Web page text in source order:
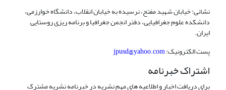
نشانی: خیابان شهید مفتح، نرسیده به خیابان انقلاب، دانشگاه خوارزمی،
دانشکده علوم جغرافیایی، دفتر انجمن جغرافیا و برنامه ریزی روستایی
ایران.
پست الکترونیک:jpusd@yahoo.com
اشتراک خبرنامه
برای دریافت اخبار و اطلاعیه های مهم نشریه در خبرنامه نشریه مشترک